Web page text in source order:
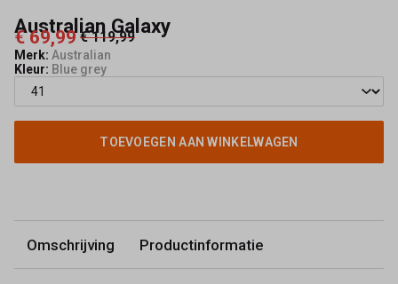
Australian Galaxy
€ 69,99 € 119,99
Merk: Australian
Kleur: Blue grey
TOEVOEGEN AAN WINKELWAGEN
Omschrijving Productinformatie